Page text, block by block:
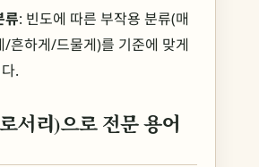
류: 빈도에 따른 부작용 분류(매
/흔하게/드물게)를 기준에 맞게
.
서리)으로 전문 용어